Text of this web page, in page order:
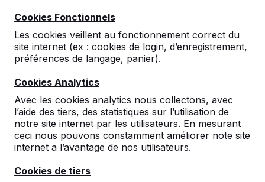
Cookies Fonctionnels
Les cookies veillent au fonctionnement correct du
site internet (ex : cookies de login, d’enregistrement,
préférences de langage, panier).
Cookies Analytics
Avec les cookies analytics nous collectons, avec
l’aide des tiers, des statistiques sur l’utilisation de
notre site internet par les utilisateurs. En mesurant
ceci nous pouvons constamment améliorer note site
internet a l’avantage de nos utilisateurs.
Cookies de tiers
Ensemble pique-nique
Standard béton
anthracite, accessible
aux fauteuils roulants
5reviews